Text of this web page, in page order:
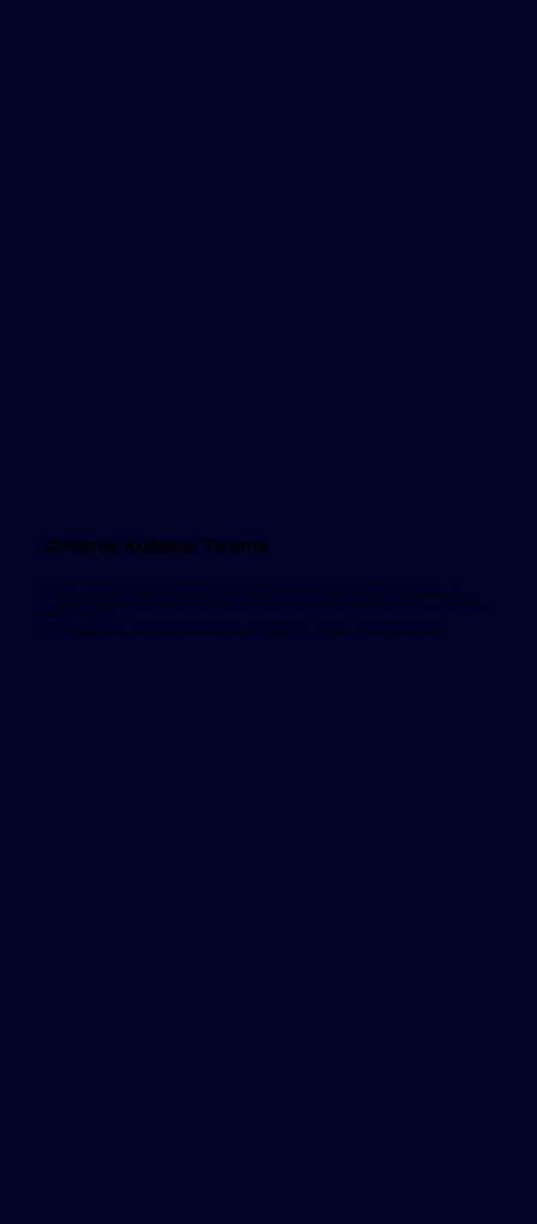
Dinamik Kullanıcı Tanıma
JetAgent, geri dönen kullanıcıları anında tanır ve her konuşmayı önceki etkileşimler, tercihler ve davranışlara göre
uyarlayarak kişiselleştirir. Bu bağlam odaklı hafıza, oturumlar boyunca son derece kişiselleştirilmiş, ilgili ve etkili kullanıcı
Uyum sağlayan, hafıza odaklı AI etkileşimleriyle daha akıllı destek sunun ve kullanıcı memnuniyetini artırın.